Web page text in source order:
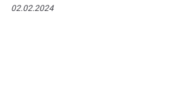
02.02.2024